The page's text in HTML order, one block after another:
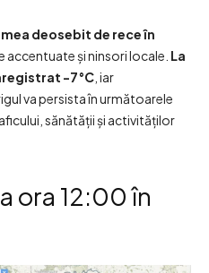
deosebit de rece în
accentuate și ninsori locale. La
-7°C , iar
va persista în următoarele
sănătății și activităților
ora 12:00 în